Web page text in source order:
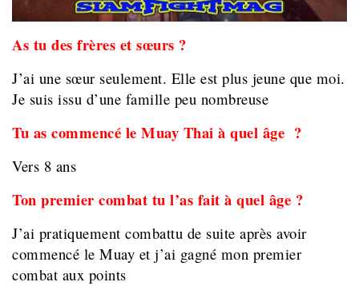
As tu des frères et sœurs ?
J’ai une sœur seulement. Elle est plus jeune que moi.
Je suis issu d’une famille peu nombreuse
Tu as commencé le Muay Thai à quel âge ?
Vers 8 ans
Ton premier combat tu l’as fait à quel âge ?
J’ai pratiquement combattu de suite après avoir
commencé le Muay et j’ai gagné mon premier
combat aux points